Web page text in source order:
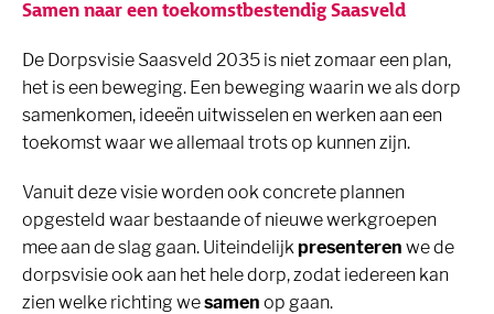
Samen naar een toekomstbestendig Saasveld
De Dorpsvisie Saasveld 2035 is niet zomaar een plan,
het is een beweging. Een beweging waarin we als dorp
samenkomen, ideeën uitwisselen en werken aan een
toekomst waar we allemaal trots op kunnen zijn.
Vanuit deze visie worden ook concrete plannen
opgesteld waar bestaande of nieuwe werkgroepen
mee aan de slag gaan. Uiteindelijkpresenteren we de
dorpsvisie ook aan het hele dorp, zodat iedereen kan
zien welke richting wesamen op gaan.